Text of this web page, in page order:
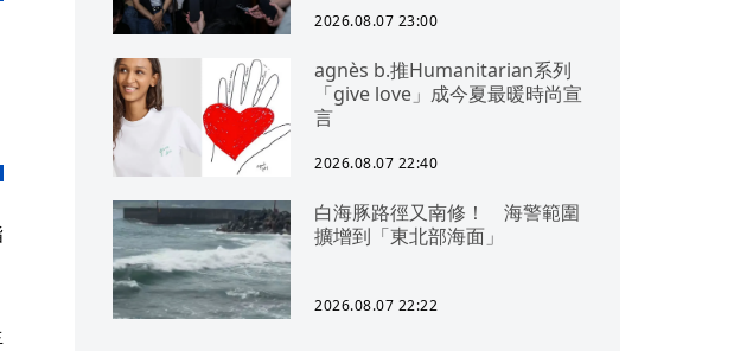
2026.08.07 23:00
agnès b.推Humanitarian系列
「give love」成今夏最暖時尚宣
言
2026.08.07 22:40
白海豚路徑又南修！ 海警範圍
擴增到「東北部海面」
2026.08.07 22:22